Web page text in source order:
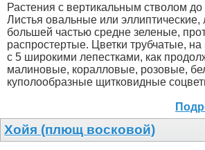
Растения с вертикальным стволом
Листья овальные или эллиптические,
большей частью средне зеленые,
распростертые. Цветки трубчатые,
с 5 широкими лепестками, как
малиновые, коралловые, розовые,
куполообразные щитковидные
Хойя (плющ восковой)